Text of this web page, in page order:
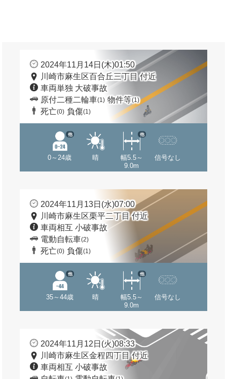
2024年11月14日(木)01:50
川崎市麻生区百合丘三丁目 付近
車両単独 大破事故
原付二種二輪車(1) 物件等(1)
死亡(0) 負傷(1)
0～24歳
他
晴
幅5.5～
9.0m
他
信号なし
2024年11月13日(水)07:00
川崎市麻生区栗平二丁目 付近
車両相互 小破事故
電動自転車(2)
死亡(0) 負傷(1)
35～44歳
他
晴
幅5.5～
9.0m
他
信号なし
2024年11月12日(火)08:33
川崎市麻生区金程四丁目 付近
車両相互 小破事故